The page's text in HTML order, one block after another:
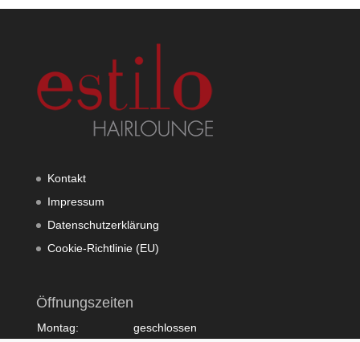
Kontakt
Impressum
Datenschutzerklärung
Cookie-Richtlinie (EU)
Öffnungszeiten
Montag:
geschlossen